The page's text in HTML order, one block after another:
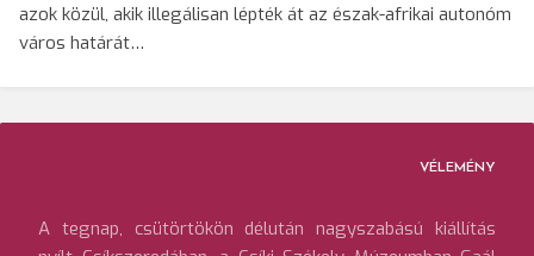
azok közül, akik illegálisan lépték át az észak-afrikai autonóm
város határát…
VÉLEMÉNY
A tegnap, csütörtökön délután nagyszabású kiállítás